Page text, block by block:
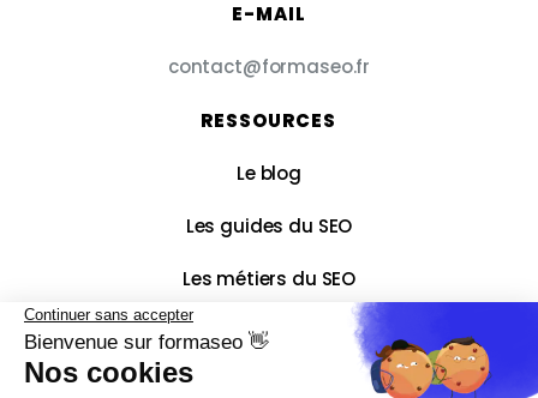
E-MAIL
contact@formaseo.fr
RESSOURCES
Le blog
Les guides du SEO
Les métiers du SEO
Le lexique du SEO